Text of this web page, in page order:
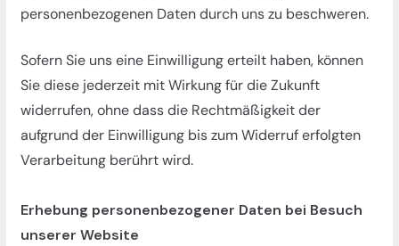
personenbezogenen Daten durch uns zu beschweren.
Sofern Sie uns eine Einwilligung erteilt haben, können
Sie diese jederzeit mit Wirkung für die Zukunft
widerrufen, ohne dass die Rechtmäßigkeit der
aufgrund der Einwilligung bis zum Widerruf erfolgten
Verarbeitung berührt wird.
Erhebung personenbezogener Daten bei Besuch
unserer Website